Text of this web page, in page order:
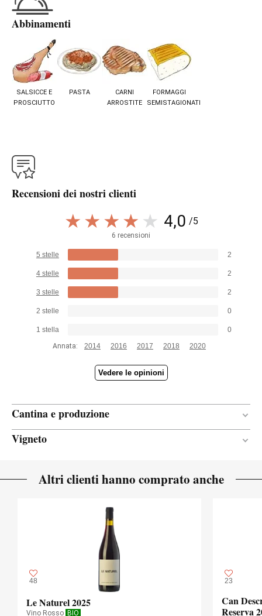
Abbinamenti
SALSICCE E
PROSCIUTTO
PASTA
CARNI
ARROSTITE
FORMAGGI
SEMISTAGIONATI
Recensioni dei nostri clienti
4,0 /5
6 recensioni
5 stelle 2
4 stelle 2
3 stelle 2
2 stelle 0
1 stella
0
Annata:
2014 2016 2017 2018 2020
Vedere le opinioni
Cantina e produzione
RECIPIENTE DI
FILTRAZIONI
Non filtrato né chiarificato
Vigneto
Altri clienti hanno comprato anche
48
Le Naturel 2025
Vino Rosso BIO
23
Can
Reserva